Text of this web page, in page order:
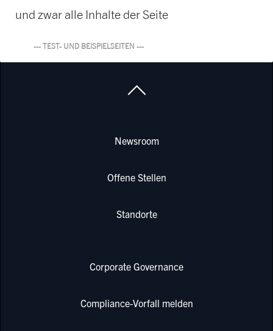
und zwar alle Inhalte der Seite
--- TEST- UND BEISPIELSEITEN ---
Newsroom
Offene Stellen
Standorte
Corporate Governance
Compliance-Vorfall melden